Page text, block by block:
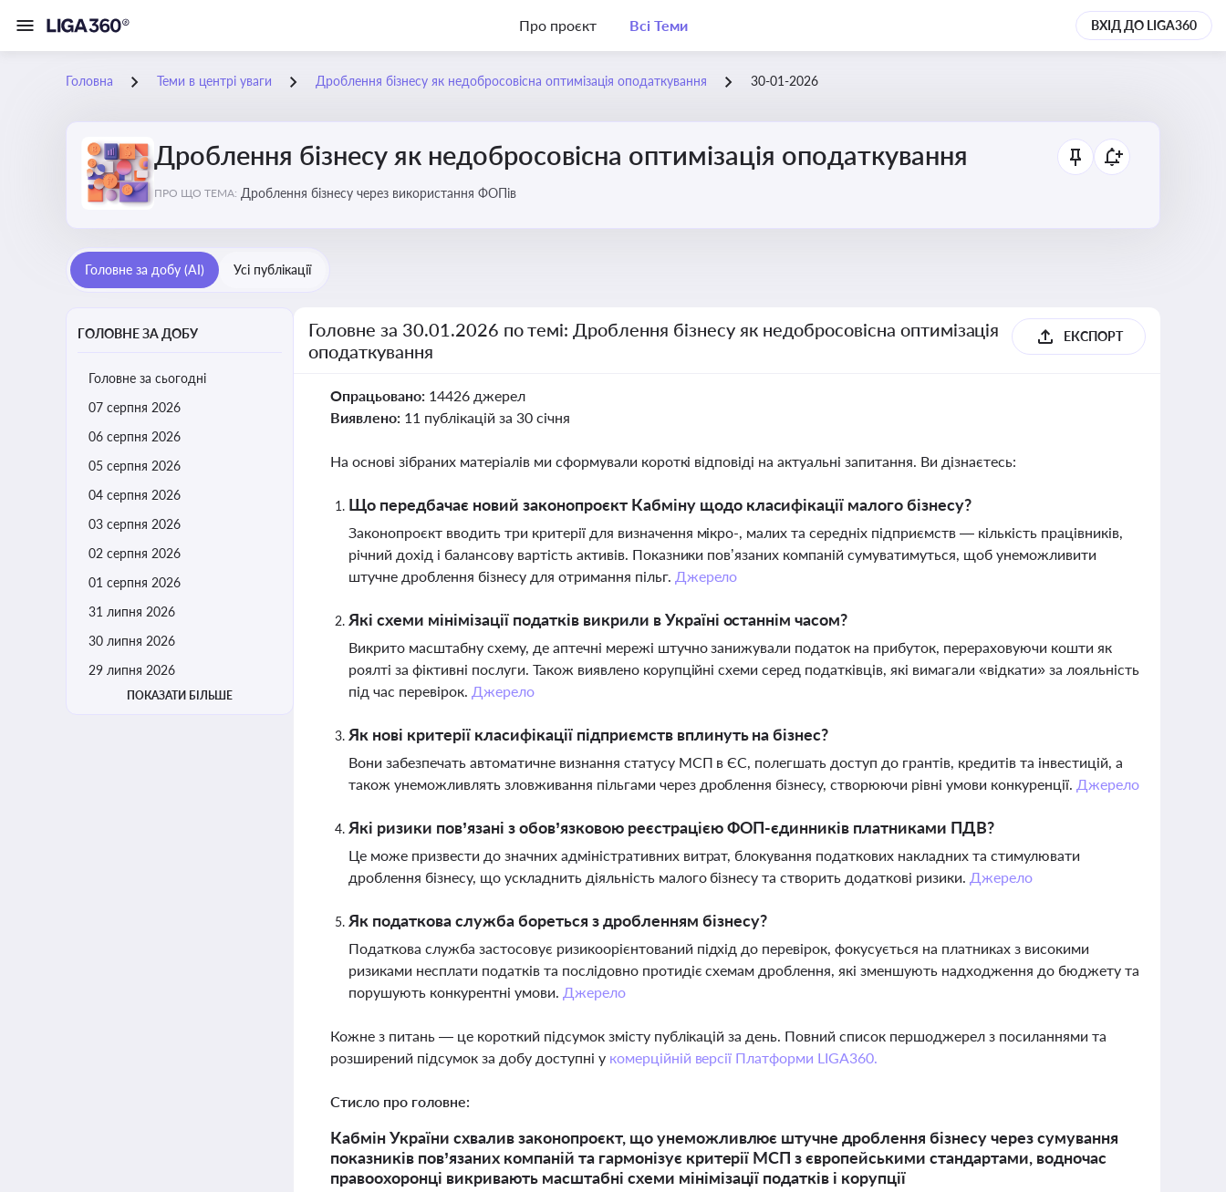
Про проєкт Всі Теми ВХІД ДО LIGA360
Головна Теми в центрі уваги Дроблення бізнесу як недобросовісна оптимізація оподаткування 30-01-2026
Дроблення бізнесу як недобросовісна оптимізація оподаткування
ПРО ЩО ТЕМА: Дроблення бізнесу через використання ФОПів
Головне за добу (AI) Усі публікації
ГОЛОВНЕ ЗА ДОБУ
Головне за сьогодні
07 серпня 2026
06 серпня 2026
05 серпня 2026
04 серпня 2026
03 серпня 2026
02 серпня 2026
01 серпня 2026
31 липня 2026
30 липня 2026
29 липня 2026
ПОКАЗАТИ БІЛЬШЕ
Головне за 30.01.2026 по темі: Дроблення бізнесу як недобросовісна оптимізація
оподаткування
ЕКСПОРТ
Опрацьовано: 14426 джерел
Виявлено: 11 публікацій за 30 січня
На основі зібраних матеріалів ми сформували короткі відповіді на актуальні запитання. Ви дізнаєтесь:
Що передбачає новий законопроєкт Кабміну щодо класифікації малого бізнесу?
Законопроєкт вводить три критерії для визначення мікро-, малих та середніх підприємств — кількість працівників,
річний дохід і балансову вартість активів. Показники пов’язаних компаній сумуватимуться, щоб унеможливити
штучне дроблення бізнесу для отримання пільг. Джерело
Які схеми мінімізації податків викрили в Україні останнім часом?
Викрито масштабну схему, де аптечні мережі штучно занижували податок на прибуток, перераховуючи кошти як
роялті за фіктивні послуги. Також виявлено корупційні схеми серед податківців, які вимагали «відкати» за лояльність
під час перевірок. Джерело
Як нові критерії класифікації підприємств вплинуть на бізнес?
Вони забезпечать автоматичне визнання статусу МСП в ЄС, полегшать доступ до грантів, кредитів та інвестицій, а
також унеможливлять зловживання пільгами через дроблення бізнесу, створюючи рівні умови конкуренції. Джерело
Які ризики пов’язані з обов’язковою реєстрацією ФОП-єдинників платниками ПДВ?
Це може призвести до значних адміністративних витрат, блокування податкових накладних та стимулювати
дроблення бізнесу, що ускладнить діяльність малого бізнесу та створить додаткові ризики. Джерело
Як податкова служба бореться з дробленням бізнесу?
Податкова служба застосовує ризикоорієнтований підхід до перевірок, фокусується на платниках з високими
ризиками несплати податків та послідовно протидіє схемам дроблення, які зменшують надходження до бюджету та
порушують конкурентні умови. Джерело
Кожне з питань — це короткий підсумок змісту публікацій за день. Повний список першоджерел з посиланнями та
розширений підсумок за добу доступні у комерційній версії Платформи LIGA360.
Стисло про головне:
Кабмін України схвалив законопроєкт, що унеможливлює штучне дроблення бізнесу через сумування
показників пов’язаних компаній та гармонізує критерії МСП з європейськими стандартами, водночас
правоохоронці викривають масштабні схеми мінімізації податків і корупції